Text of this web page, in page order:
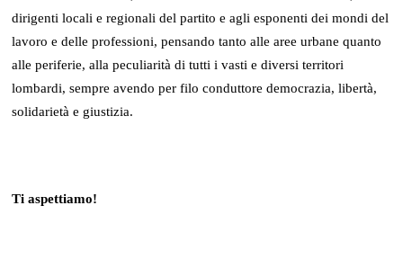
dirigenti locali e regionali del partito e agli esponenti dei mondi del
lavoro e delle professioni, pensando tanto alle aree urbane quanto
alle periferie, alla peculiarità di tutti i vasti e diversi territori
lombardi, sempre avendo per filo conduttore democrazia, libertà,
solidarietà e giustizia.
Ti aspettiamo!